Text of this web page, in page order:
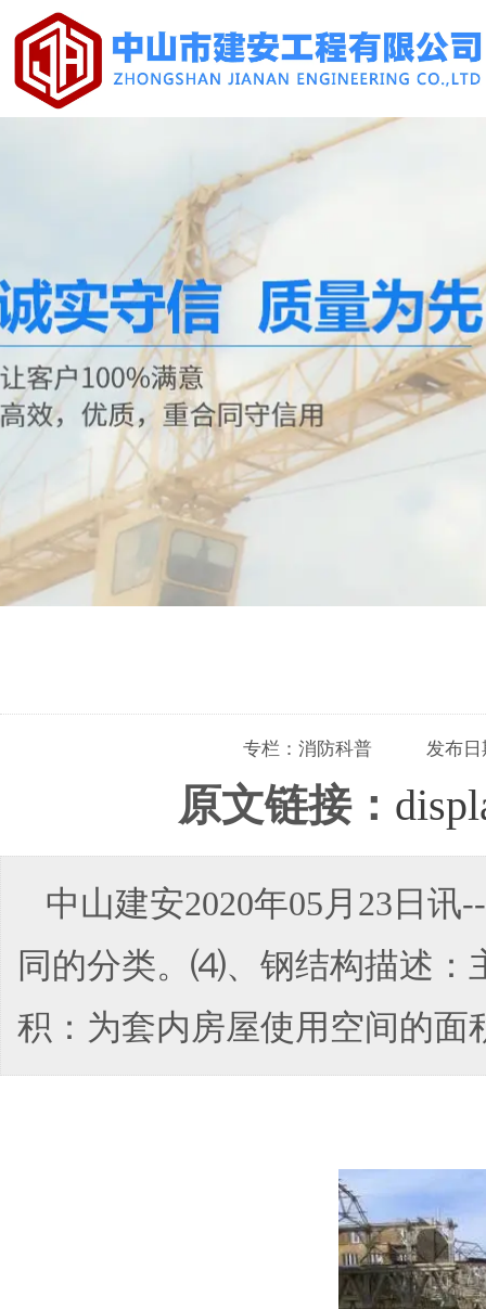
专栏： 消防科普 发布日
原文链接：
中山建安2020年05月23日
同的分类。⑷、钢结构描述：
积：为套内房屋使用空间的面